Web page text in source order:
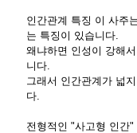
인간관계 특징 이 사주
는 특징이 있습니다.
왜냐하면 인성이 강해
니다.
그래서 인간관계가 넓
다.
전형적인 "사고형 인간